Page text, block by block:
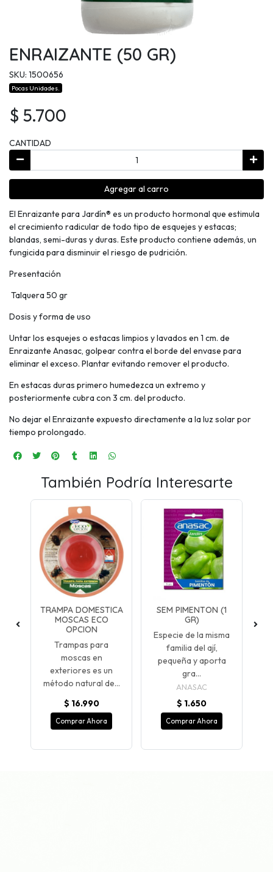
ENRAIZANTE (50 GR)
SKU: 1500656
Pocas Unidades.
$ 5.700
CANTIDAD
Agregar al carro
El Enraizante para Jardín® es un producto hormonal que estimula
el crecimiento radicular de todo tipo de esquejes y estacas;
blandas, semi-duras y duras. Este producto contiene además, un
fungicida para disminuir el riesgo de pudrición.
Presentación
Talquera 50 gr
Dosis y forma de uso
Untar los esquejes o estacas limpios y lavados en 1 cm. de
Enraizante Anasac, golpear contra el borde del envase para
eliminar el exceso. Plantar evitando remover el producto.
En estacas duras primero humedezca un extremo y
posteriormente cubra con 3 cm. del producto.
No dejar el Enraizante expuesto directamente a la luz solar por
tiempo prolongado.
También Podría Interesarte
TRAMPA DOMESTICA
MOSCAS ECO
OPCION
Trampas para
moscas en
exteriores es un
método natural de...
$ 16.990
Comprar Ahora
SEM PIMENTON (1
GR)
Especie de la misma
familia del ají,
pequeña y aporta
gra...
ANASAC
$ 1.650
Comprar Ahora